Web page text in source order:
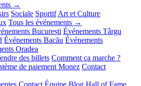
→
Sociale Sportif Art et Culture
Tous les événements →
București Événements Târgu
Événements Bacău Événements
Oradea
des billets Comment ça marche ?
de paiement Monez Contact